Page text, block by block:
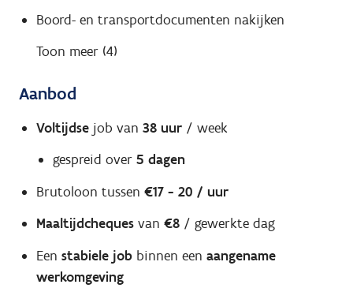
Boord- en transportdocumenten nakijken
Toon meer (4)
Aanbod
Voltijdse job van 38 uur/ week
gespreid over5 dagen
Brutoloon tussen €17 - 20 / uur
Maaltijdcheques van €8 / gewerkte dag
Een stabiele jobbinnen een aangename
werkomgeving